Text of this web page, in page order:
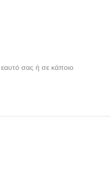
εαυτό σας ή σε κάποιο